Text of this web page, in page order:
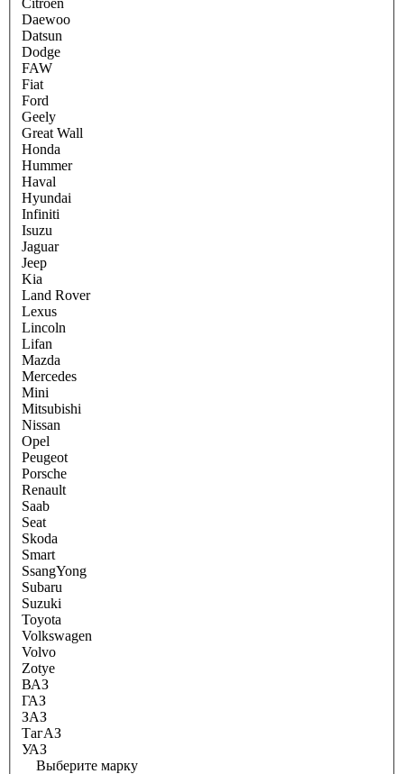
Daewoo
Datsun
Dodge
FAW
Fiat
Ford
Geely
Great Wall
Honda
Hummer
Haval
Hyundai
Infiniti
Isuzu
Jaguar
Jeep
Kia
Land Rover
Lexus
Lincoln
Lifan
Mazda
Mercedes
Mini
Mitsubishi
Nissan
Opel
Peugeot
Porsche
Renault
Saab
Seat
Skoda
Smart
SsangYong
Subaru
Suzuki
Toyota
Volkswagen
Volvo
Zotye
ВАЗ
ГАЗ
ЗАЗ
ТагАЗ
УАЗ
Выберите марку